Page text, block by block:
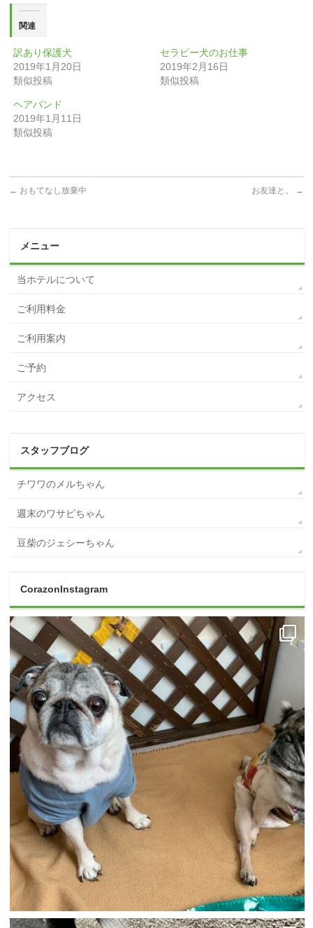
関連
訳あり保護犬
2019年1月20日
類似投稿
セラピー犬のお仕事
2019年2月16日
類似投稿
ヘアバンド
2019年1月11日
類似投稿
← おもてなし放棄中 お友達と。 →
メニュー
当ホテルについて
ご利用料金
ご利用案内
ご予約
アクセス
スタッフブログ
チワワのメルちゃん
週末のワサビちゃん
豆柴のジェシーちゃん
CorazonInstagram